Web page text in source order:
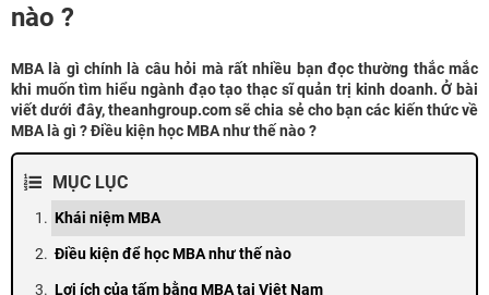
nào ?
MBA là gì chính là câu hỏi mà rất nhiều bạn đọc thường thắc mắc
khi muốn tìm hiểu ngành đạo tạo thạc sĩ quản trị kinh doanh. Ở bài
viết dưới đây, theanhgroup.com sẽ chia sẻ cho bạn các kiến thức về
MBA là gì ? Điều kiện học MBA như thế nào ?
MỤC LỤC
Khái niệm MBA
Điều kiện để học MBA như thế nào
Lợi ích của tấm bằng MBA tại Việt Nam